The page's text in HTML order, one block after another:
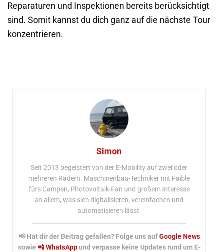
Reparaturen und Inspektionen bereits berücksichtigt
sind. Somit kannst du dich ganz auf die nächste Tour
konzentrieren.
Simon
Seit 2013 begeistert von der E-Mobility auf zwei oder
mehreren Rädern. Maschinenbau-Techniker mit Faible
fürs Campen, Photovoltaik-Fan und großem Interesse
an allem, was sich digitalisieren, vereinfachen und
automatisieren lässt.
📢 Hat dir der Beitrag gefallen? Folge uns aufGoogle News
sowie 📲 WhatsAppund verpasse keine Updates rund um E-